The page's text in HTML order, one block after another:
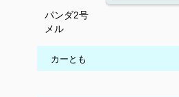
パンダ2号
メル
カーとも